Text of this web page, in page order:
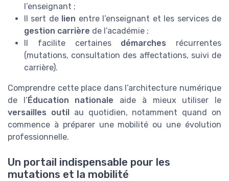
l’enseignant ;
Il sert de lien entre l’enseignant et les services de
gestion carrière de l’académie ;
Il facilite certaines démarches récurrentes
(mutations, consultation des affectations, suivi de
carrière).
Comprendre cette place dans l’architecture numérique
de l’ Éducation nationale aide à mieux utiliser le
versailles outil
au quotidien, notamment quand on
commence à préparer une mobilité ou une évolution
professionnelle.
Un portail indispensable pour les
mutations et la mobilité